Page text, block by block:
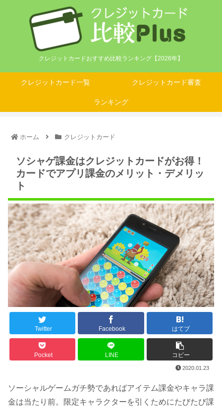
クレジットカードおすすめ比較ランキング【2026年】
クレジットカード一覧 クレジットカード審査
ランキング
ホーム クレジットカード
ソシャゲ課金はクレジットカードがお得！
カードでアプリ課金のメリット・デメリッ
ト
Twitter Facebook はてブ
Pocket LINE コピー
2020.01.23
ソーシャルゲームガチ勢であればアイテム課金やキャラ課
金は当たり前。限定キャラクターを引くためにたびたび課